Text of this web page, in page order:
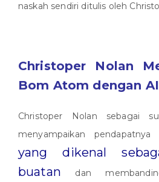
naskah sendiri ditulis oleh
Christoper Nolan
Bom Atom dengan AI
Christoper Nolan sebagai
menyampaikan
yang dikenal
buatan dan